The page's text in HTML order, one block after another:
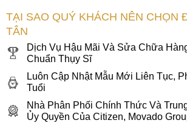
TẠI SAO QUÝ KHÁCH NÊN CHỌN
TÂN
Dịch Vụ Hậu Mãi Và Sửa Chữa
Chuẩn Thụy Sĩ
Luôn Cập Nhật Mẫu Mới Liên Tục,
Tuổi
Nhà Phân Phối Chính Thức Và
Ủy Quyền Của Citizen, Movado